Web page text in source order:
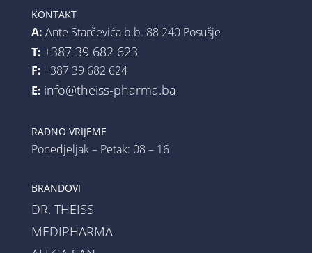
KONTAKT
A: Ante Starčevića b.b. 88 240 Posušje
T: +387 39 682 623
F: +387 39 682 624
E: info@theiss-pharma.ba
RADNO VRIJEME
Ponedjeljak – Petak: 08 – 16
BRANDOVI
DR. THEISS
MEDIPHARMA